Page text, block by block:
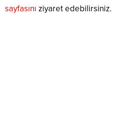
sayfasını ziyaret edebilirsiniz.